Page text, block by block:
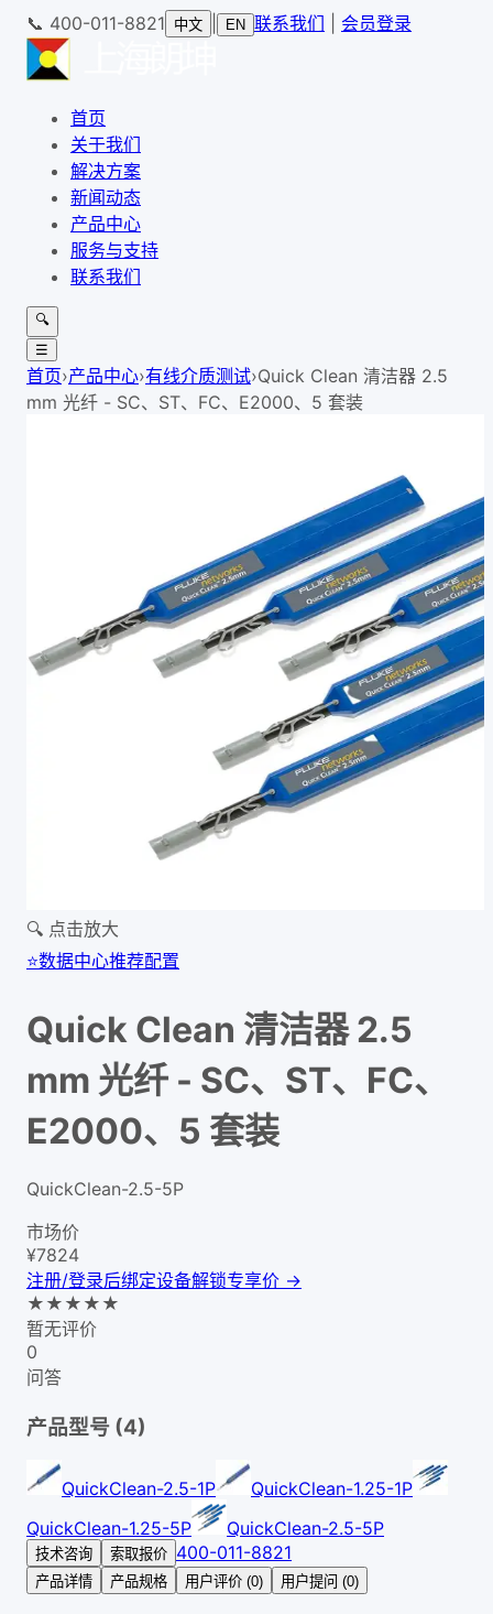
📞 400-011-8821 中文 EN 联系我们 会员登录
首页
关于我们
解决方案
新闻动态
产品中心
服务与支持
联系我们
🔍
☰
首页›产品中心›有线介质测试›Quick Clean 清洁器 2.5
mm 光纤 - SC、ST、FC、E2000、5 套装
🔍 点击放大
⭐数据中心推荐配置
Quick Clean 清洁器 2.5
mm 光纤 - SC、ST、FC、
E2000、5 套装
QuickClean-2.5-5P
市场价
¥7824
注册/登录后绑定设备解锁专享价 →
★ ★ ★ ★ ★
暂无评价
0
问答
产品型号 (4)
QuickClean-2.5-1P
QuickClean-1.25-1P
QuickClean-1.25-5P
QuickClean-2.5-5P
技术咨询 索取报价 400-011-8821
产品详情 产品规格 用户评价 (0) 用户提问 (0)